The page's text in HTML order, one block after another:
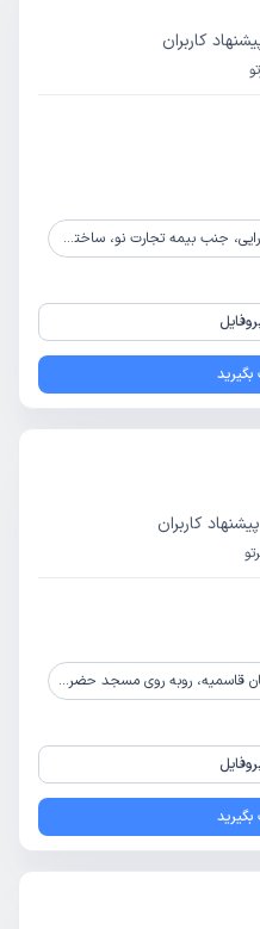
کاربران
تجارت نو، ساختمان باران، طبقه 7، واحد 13
پیشنهاد کاربران
روبه روی مسجد حضرت قاسم